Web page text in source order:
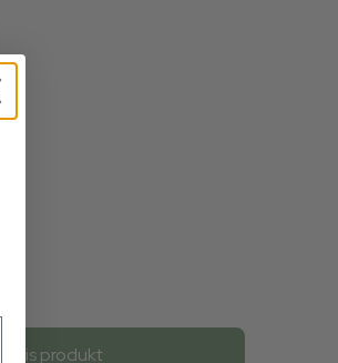
Vis produkt